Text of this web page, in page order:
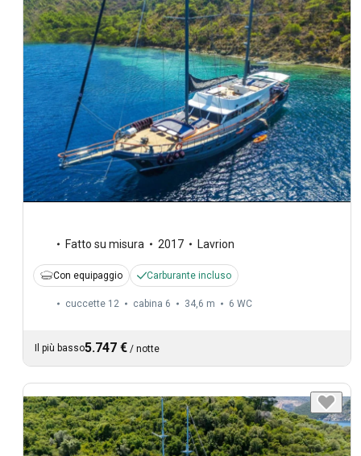
Fatto su misura 2017 Lavrion
Con equipaggio Carburante incluso
cuccette 12 cabina 6 34,6 m 6 WC
Il più basso5.747 € / notte